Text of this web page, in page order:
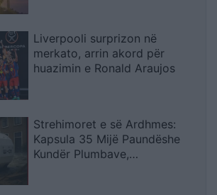
Liverpooli surprizon në
merkato, arrin akord për
huazimin e Ronald Araujos
Strehimoret e së Ardhmes:
Kapsula 35 Mijë Paundëshe
Kundër Plumbave,